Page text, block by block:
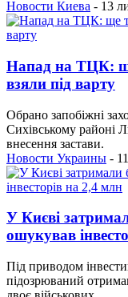
Новости Киева - 13
Напад на ТЦК:
взяли під варту
Обрано запобіжні
Сихівському районі
внесення застави.
Новости Украины -
У Києві
ошукував
Під приводом
підозрюваний